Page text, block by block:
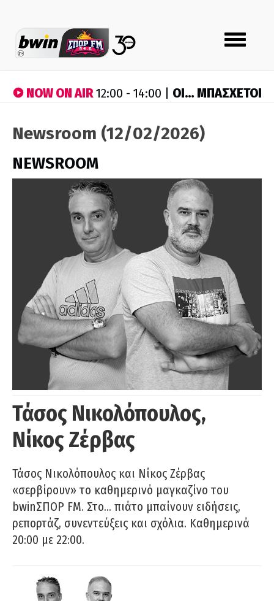
Toggle
navigation
NOW ON AIR12:00 - 14:00 | ΟΙ… ΜΠΑΣΧΕΤΟΙ
Newsroom (12/02/2026)
NEWSROOM
Τάσος Νικολόπουλος,
Νίκος Ζέρβας
Τάσος Νικολόπουλος και Νίκος Ζέρβας
«σερβίρουν» το καθημερινό μαγκαζίνο του
bwinΣΠΟΡ FM. Στο… πιάτο μπαίνουν ειδήσεις,
ρεπορτάζ, συνεντεύξεις και σχόλια. Καθημερινά
20:00 με 22:00.